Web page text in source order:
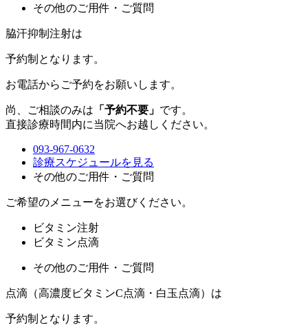
その他のご用件・ご質問
脇汗抑制注射は
予約制 となります。
お電話からご予約をお願いします。
尚、ご相談のみは 「予約不要」 です。
直接診療時間内に当院へお越しください。
093-967-0632
診療スケジュールを見る
その他のご用件・ご質問
ご希望のメニューをお選びください。
ビタミン注射
ビタミン点滴
その他のご用件・ご質問
点滴（高濃度ビタミンC点滴・白玉点滴）は
予約制 となります。